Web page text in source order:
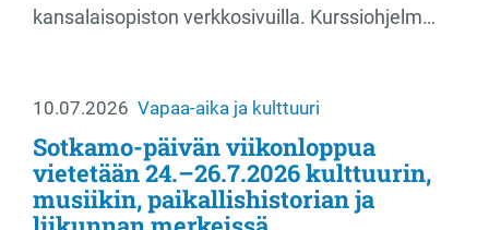
kansalaisopiston verkkosivuilla. Kurssiohjelm…
10.07.2026 Vapaa-aika ja kulttuuri
Sotkamo-päivän viikonloppua
vietetään 24.–26.7.2026 kulttuurin,
musiikin, paikallishistorian ja